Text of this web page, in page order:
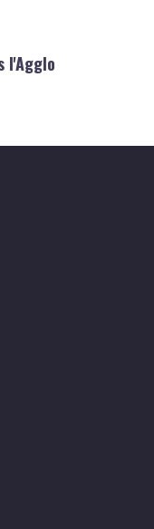
l'Agglo